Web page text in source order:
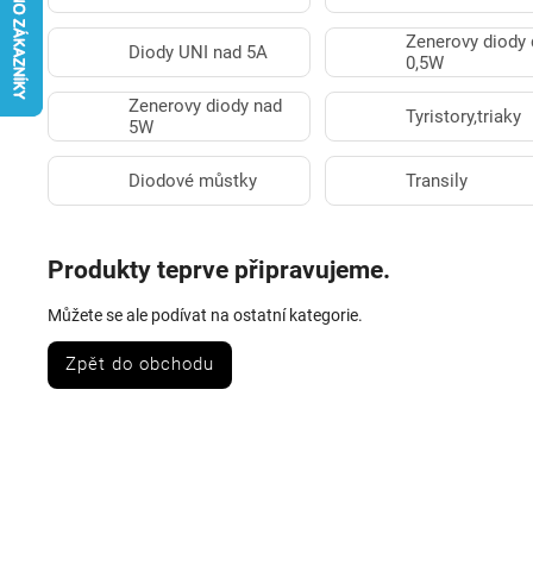
Diody UNI nad 5A
Zenerovy diody
0,5W
Zenerovy diody nad
5W
Tyristory,triaky
Diodové můstky Transily
Produkty teprve připravujeme.
Můžete se ale podívat na ostatní kategorie.
Zpět do obchodu